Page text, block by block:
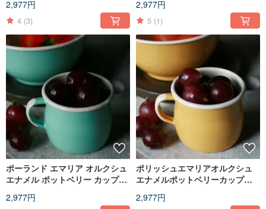
（FDN000481）
2,977円
4 (3)
2,977円
5 (1)
ポーランド エマリア オルクシュ
エナメル ポットベリー カップ
(FDN000479)
2,977円
ポリッシュエマリアオルクシュ
エナメルポットベリーカップ
（FDN000478）
2,977円